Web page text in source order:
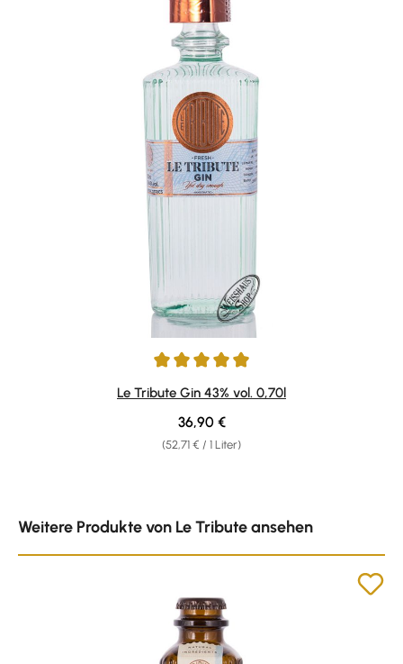
Durchschnittliche Bewertung von 4.91 von 5 Sternen
Le Tribute Gin 43% vol. 0,70l
(52,71 € / 1 Liter)
Regulärer Preis:
36,90 €
Weitere Produkte von Le Tribute ansehen